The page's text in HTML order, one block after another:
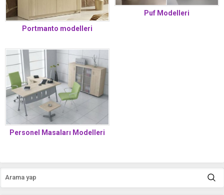
Portmanto modelleri
Puf Modelleri
Personel Masaları Modelleri